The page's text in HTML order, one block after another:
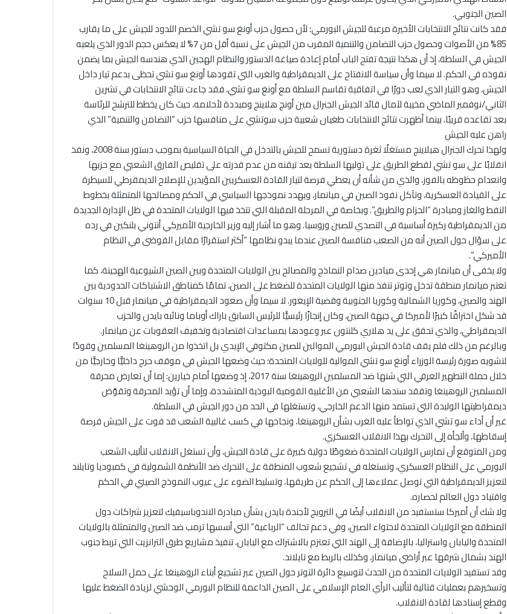
الصين الجنوبي.
فقد كانت نتائج الانتخابات الأخيرة مرعبة للجيش البورمي؛ لأن حصول حزب أونغ سو تشي الخصم اللدود للجيش على ما يقارب
85% من الأصوات وحصول حزب التضامن والتنمية المقرب من الجيش على نسبة أقل من 7% لا يعكس حجم الدور الذي يلعبه
الجيش في السلطة، إذ أن هكذا نتيجة تفتح الباب أمام إعادة صياغة الدستور والنظام الهجين الذي هندسه الجيش بما يضمن
نفوذه في الحكم. لا سيما وأن سياسة الانفتاح على الديمقراطية والغرب التي تقودها أونغ سو تشي تحظى بدعم تيار داخل
الجيش، وهو التيار الذي لعب دورًا في اتفاقية تقاسم السلطة مع أونغ سو تشي، فقد جاءت نتائج الانتخابات في تشرين
الثاني/نوفمبر الماضي مخيبة لآمال قائد الجيش الجنرال مين أونج هلاينج ومبددة لأحلامه، حيث كان يخطط للترشح للرئاسة
بعد تقاعده قريبًا، بينما أظهرت نتائج الانتخابات طغيان شعبية حزب سوتشي على منافسها حزب “التضامن والتنمية” الذي
راهن عليه الجيش
ولهذا تحرك الجنرال هيلاينج مستغلًا ثغرة دستورية تسمح للجيش بالتدخل في الحياة السياسية بموجب دستور سنة 2008، ونفذ
انقلابًا على سو تشي لقطع الطريق على توليها السلطة بعد تيقنه من عدم قدرته على تقليص الفارق الشعبي مع حزبها
وانعدام حظوظه بالفوز، والذي من شأنه أن يعطي فرصة لتيار القادة العسكريين المؤيدين للإصلاح الديمقرطي للسيطرة
على القيادة العسكرية، وتآكل نفوذ الصين في ميانمار، ويهدد نموذجها السياسي في الحكم ومصالحها المتمثلة بخطوط
النفط والغاز ومبادرة “الحزام والطريق”. وبخاصة في المرحلة المقبلة التي تتخذ فيها الولايات المتحدة في ظل الإدارة الجديدة
من الديمقراطية ركيزة أساسية في التصدي للصين وروسيا. وهو ما أشار إليه وزير الخارجية الأميركي أنتوني بلنكين في رده
على سؤال حول الصين أنه من الصعب منافسة الصين عندما يبدو نظامها “أكثر استقرارًا مقابل الفوضى في النظام
الأميركي”.
ولا يخفى أن ميانمار هي إحدى ميادين صدام النماذج والمصالح بين الولايات المتحدة وبين الصين الشيوعية الهجينة، كما
تعتبر ميانمار منطقة تدخل وتوتر تنفذ منها الولايات المتحدة للضغط على الصين، تمامًا كمناطق الاشتباكات الحدودية بين
الهند والصين، وكوريا الشمالية وكوريا الجنوبية وقضية الإيغور. لا سيما وأن صعود الديمقراطية في ميانمار قبل 10 سنوات
قد شكل اختراقًا كبيرًا لأميركا في جبهة الصين، وكان إنجازًا رئيسيًّا للرئيس السابق باراك أوباما ونائبه بايدن والحزب
الديمقراطي، والذي تحقق على يد هلاري كلنتون عبر وعودها بمساعدات اقتصادية وتخفيف العقوبات عن ميانمار.
وبالرغم من ذلك فلم يقف قادة الجيش البورمي الموالين للصين مكتوفي الإيدي بل اتخذوا من الروهينغا المسلمين وقودًا
لتشويه صورة رئيسة الوزراء أونغ سو تشي الموالية للولايات المتحدة؛ حيث وضعها الجيش في موقف حرج داخليًّا وخارجيًّا من
خلال حملة التطهير العرقي التي شنها ضد المسلمين الروهينغا سنة 2017، إذ وضعها أمام خيارين: إما أن تعارض محرقة
المسلمين الروهينغا وتفقد سندها الشعبي من الأغلبية القومية البوذية المتشددة، وإما أن تؤيد المحرقة وتقوّض
ديمقراطيتها الوليدة التي تستمد منها الدعم الخارجي، وتستغلها في الحد من دور الجيش في السلطة.
غير أن أداء سو تشي الذي تواطأ عليه الغرب بشأن الروهينغا، ونجاحها في كسب غالبية الشعب قد فوت على الجيش فرصة
إسقاطها، وألجأه إلى التحرك بهذا الانقلاب العسكري.
ومن المتوقع أن تمارس الولايات المتحدة ضغوطًا دولية كبيرة على قادة الجيش، وأن تستغل الانقلاب لتأليب الشعب
البورمي على النظام العسكري، وتستغله في تشجيع شعوب المنطقة على التحرك ضد الأنظمة الشمولية في كمبوديا وتايلند
لتعزيز الديمقراطية التي توصل عملاءها إلى الحكم عن طريقها، وتسليط الضوء على عيوب النموذج الصيني في الحكم
واقتياد دول العالم لحصاره.
ولا شك أن أميركا ستستفيد من الانقلاب أيضًا في الترويج لأجندة بايدن بشأن مبادرة الاندوباسيفيك لتعزيز شراكات دول
المنطقة مع الولايات المتحدة لاحتواء الصين، وفي دعم تحالف “الرباعية” التي أسسها ترمب ضد الصين والمتمثلة بالولايات
المتحدة واليابان واستراليا، بالإضافة إلى الهند التي تعتزم بالاشتراك مع اليابان، تنفيذ مشاريع طرق الترانزيت التي تربط جنوب
الهند بشمال شرقها عبر أراضي ميانمار، وكذلك بالربط مع تايلاند.
وقد تستفيد الولايات المتحدة من الحدث لتوسيع دائرة التوتر حول الصين عبر تشجيع أبناء الروهينغا على حمل السلاح
وتسخيرهم بعمليات قتالية لتأليب الرأي العام الإسلامي على الصين الداعمة للنظام البورمي الوحشي لزيادة الضغط عليها
وقطع إسنادها لقادة الانقلاب.